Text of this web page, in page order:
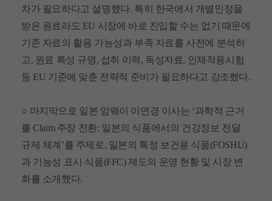
차가 필요하다고 설명했다. 특히 한국에서 개별인정을
받은 원료라도 EU 시장에 바로 진입할 수는 없기 때문에
기존 자료의 활용 가능성과 부족 자료를 사전에 분석하
고, 원료 특성 규명, 섭취 이력 , 독성자료, 인체적용시험
등 EU 기준에 맞춘 전략적 준비가 필요하다고 강조했다.
○ 마지막으로 일본 암웨이 이연경 이사는 ‘과학적 근거
를 Claim 주장 전환: 일본의 식품에서의 건강정보 전달
규제 체계 ’를 주제로, 일본의 특정 보건용 식품(FOSHU)
과 기능성 표시 식품(FFC)제도의 운영 현황 및 시장 변
화를 소개했다.